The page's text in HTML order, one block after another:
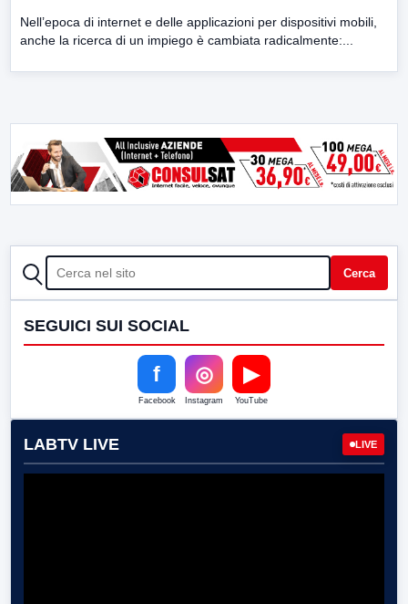
Nell’epoca di internet e delle applicazioni per dispositivi mobili,
anche la ricerca di un impiego è cambiata radicalmente:...
CERCA Cerca
SEGUICI SUI SOCIAL
f
Facebook
◎
Instagram
▶
YouTube
LABTV LIVE LIVE